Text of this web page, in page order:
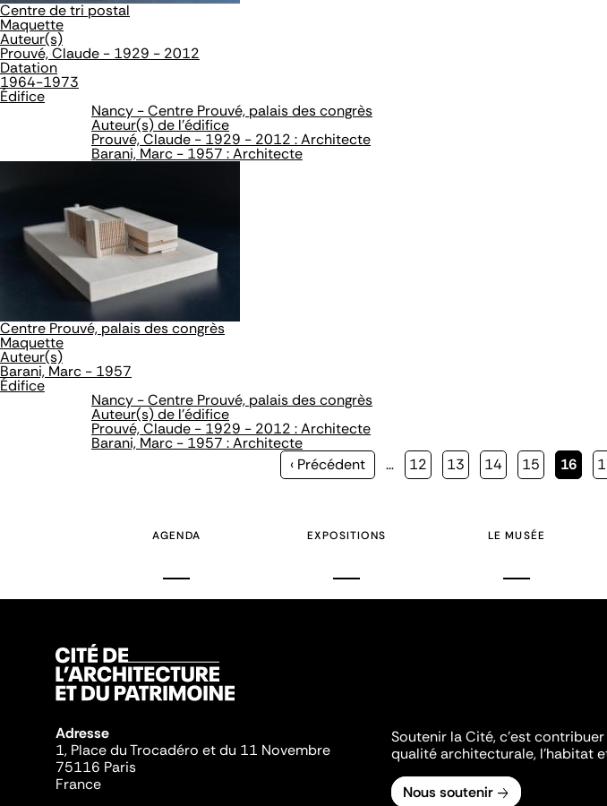
Centre de tri postal
Maquette
Auteur(s)
Prouvé, Claude - 1929 - 2012
Datation
1964-1973
Édifice
Nancy - Centre Prouvé, palais des congrès
Auteur(s) de l'édifice
Prouvé, Claude - 1929 - 2012 : Architecte
Barani, Marc - 1957 : Architecte
Centre Prouvé, palais des congrès
Maquette
Auteur(s)
Barani, Marc - 1957
Édifice
Nancy - Centre Prouvé, palais des congrès
Auteur(s) de l'édifice
Prouvé, Claude - 1929 - 2012 : Architecte
Barani, Marc - 1957 : Architecte
Page
‹ Précédent … Page
12 Page
13 Page
14 Page
15
Page
16
AGENDA EXPOSITIONS LE MUSÉE
Adresse
1, Place du Trocadéro et du 11 Novembre
75116 Paris
France
Soutenir la Cité, c'est
qualité architecturale, l'habitat
Nous soutenir